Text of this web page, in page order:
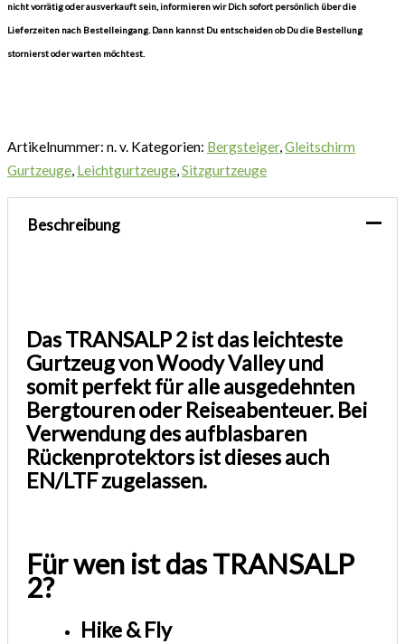
nicht vorrätig oder ausverkauft sein, informieren wir Dich sofort persönlich über die
Lieferzeiten nach Bestelleingang. Dann kannst Du entscheiden ob Du die Bestellung
stornierst oder warten möchtest.
Artikelnummer: n. v. Kategorien: Bergsteiger,Gleitschirm
Gurtzeuge, Leichtgurtzeuge,Sitzgurtzeuge
Beschreibung
Das TRANSALP 2 ist das leichteste
Gurtzeug von Woody Valley und
somit perfekt für alle ausgedehnten
Bergtouren oder Reiseabenteuer. Bei
Verwendung des aufblasbaren
Rückenprotektors ist dieses auch
EN/LTF zugelassen.
Für wen ist das TRANSALP
2?
Hike & Fly